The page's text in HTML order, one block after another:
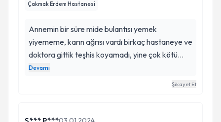
Çakmak Erdem Hastanesi
Annemin bir süre mide bulantısı yemek
yiyememe, karın ağrısı vardı birkaç hastaneye ve
doktora gittik teşhis koyamadı, yine çok kötü
oldu anda bu hastaneye geldik, dahiliye teşhisi
koydu riskli bir hasta ameliyat olmaz ise bağırsak
cerrahımız Mustafa Bey var isterseniz ona
Devamı
Şikayet Et